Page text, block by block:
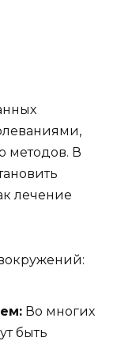
методов. В
лечение
Во многих
быть